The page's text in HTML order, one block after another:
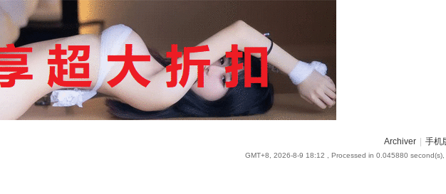
Archiver 手机
GMT+8, 2026-8-9 18:12 , Processed in 0.045880